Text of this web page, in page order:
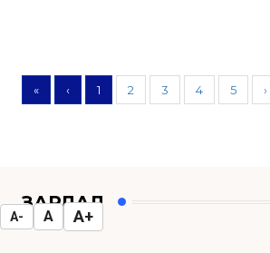
« ‹ 1 2 3 4 5 ›
ЗАРЛАЛ
A- A A+